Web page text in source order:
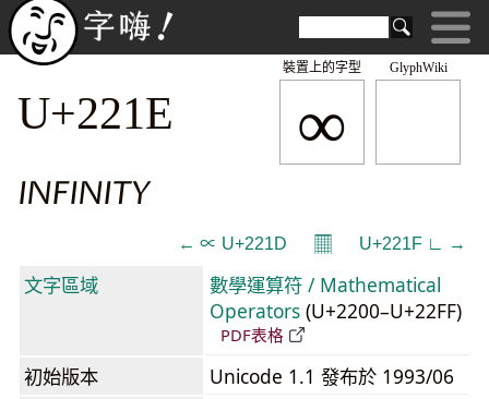
GlyphWiki
∞
裝置上的字型
U+221E
INFINITY
← ∝ U+221D 𝄜 U+221F ∟ →
文字區域
數學運算符 / Mathematical
Operators (U+2200–U+22FF)
PDF表格
初始版本
Unicode 1.1 發布於 1993/06